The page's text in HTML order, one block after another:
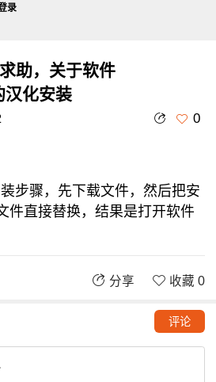
助，关于软件
化安装
0
步骤，先下载文件，然后把安
件直接替换，结果是打开软件
分享 收藏 0
评论
录